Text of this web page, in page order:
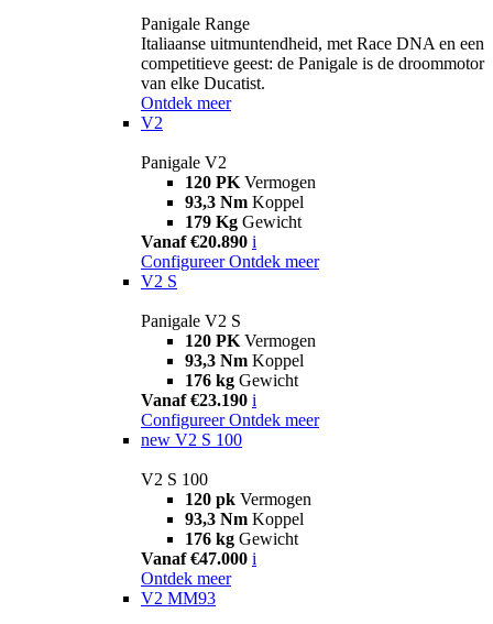
Panigale Range
Italiaanse uitmuntendheid, met Race DNA en een
competitieve geest: de Panigale is de droommotor
van elke Ducatist.
Ontdek meer
V2
Panigale V2
120 PK Vermogen
93,3 Nm Koppel
179 Kg Gewicht
Vanaf €20.890 i
Configureer Ontdek meer
V2 S
Panigale V2 S
120 PK Vermogen
93,3 Nm Koppel
176 kg Gewicht
Vanaf €23.190 i
Configureer Ontdek meer
new V2 S 100
V2 S 100
120 pk Vermogen
93,3 Nm Koppel
176 kg Gewicht
Vanaf €47.000 i
Ontdek meer
V2 MM93